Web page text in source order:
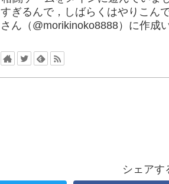
すぎるんで，しばらくはやりこん
さん（@morikinoko8888）に作成
シェアす